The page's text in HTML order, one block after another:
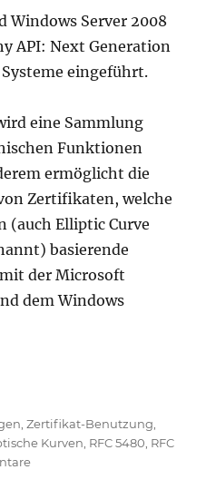
fehl,
wenn
Microsoft
Crypto
Provider
verwendet
wird
Windows Server 2008
API: Next Generation
eingeführt.
eine Sammlung
Funktionen
ermöglicht die
Zertifikaten, welche
(auch Elliptic Curve
basierende
der Microsoft
dem Windows
Kurven in Hinsicht auf
,Zertifikat-Benutzung,
Kurven, RFC 5480, RFC
zu